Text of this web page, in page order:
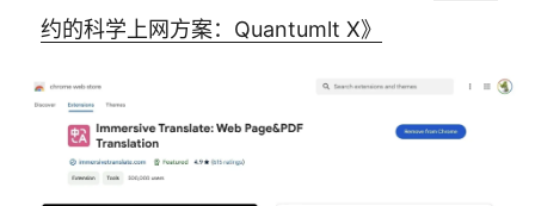
约的科学上网方案：Quantumlt X》